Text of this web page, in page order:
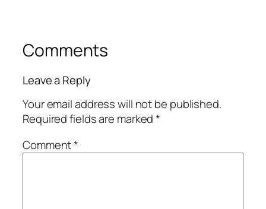
Comments
Leave a Reply
Your email address will not be published.
Required fields are marked*
Comment*